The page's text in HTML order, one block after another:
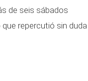
de seis sábados
que repercutió sin duda